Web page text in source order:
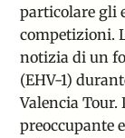
particolare gli
competizioni.
notizia di un
(EHV-1)
Valencia
preoccupante